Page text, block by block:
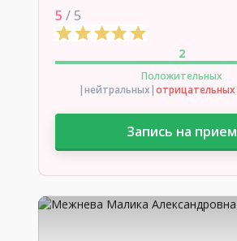
5 / 5
2
Положительных
|нейтральных|отрицательных
Запись на прием